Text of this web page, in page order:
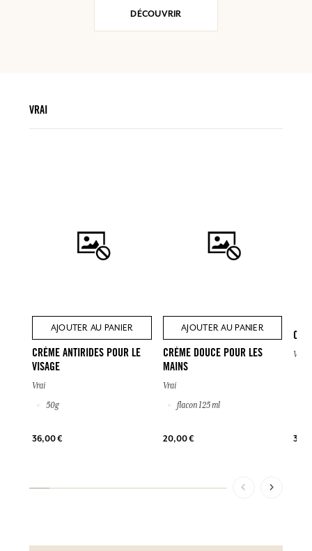
DÉCOUVRIR
VRAI
AJOUTER AU PANIER
CRÈME ANTIRIDES POUR LE
VISAGE
Vrai
50g
36,00 €
AJOUTER AU PANIER
CRÈME DOUCE POUR LES
MAINS
Vrai
flacon 125 ml
20,00 €
Vrai